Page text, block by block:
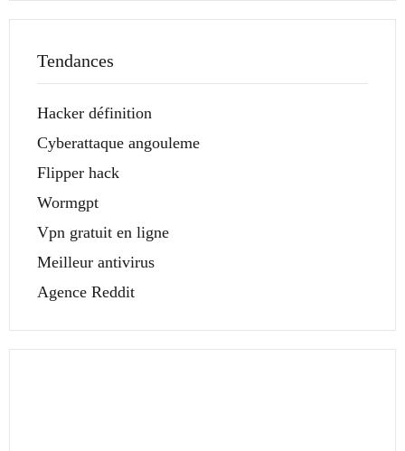
Tendances
Hacker définition
Cyberattaque angouleme
Flipper hack
Wormgpt
Vpn gratuit en ligne
Meilleur antivirus
Agence Reddit